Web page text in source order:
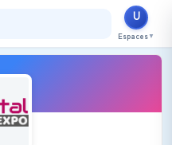
U
Espaces ▼